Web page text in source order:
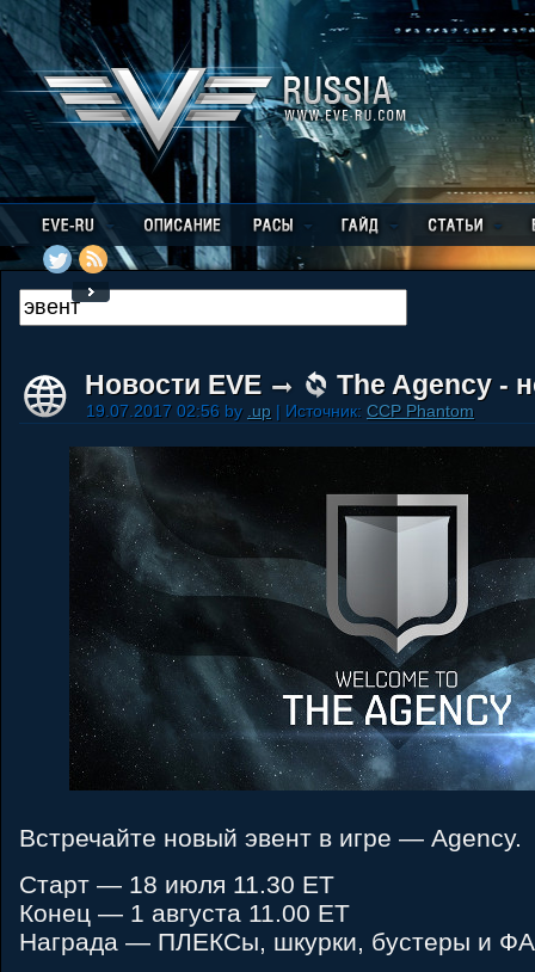
Новости EVE The Agency -
19.07.2017 02:56 by .up | Источник: CCP Phantom
Встречайте новый эвент в игре — Agency.
Старт — 18 июля 11.30 ЕТ
Конец — 1 августа 11.00 ЕТ
Награда — ПЛЕКСы, шкурки, бустеры и